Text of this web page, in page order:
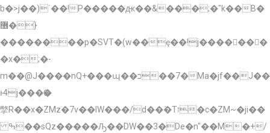
b�>j��)΄��!P�����ԫ��&���;�"k��B�
޶�}
��������p�SVT�(w��ę��!j�������
�x�;�-
m��@J����nQ+���պ��כ��7�Ma�jf��J��
ͱ4j���Ѳ�
撆R��x�ZMz�7v��IW���/d��ٞ�Тז�c�ZM~�ji��
ߒ��sQz�����Ԡ��DW��3�De�n"��M�+/